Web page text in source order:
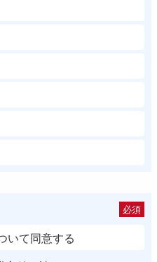
必須
いて同意する